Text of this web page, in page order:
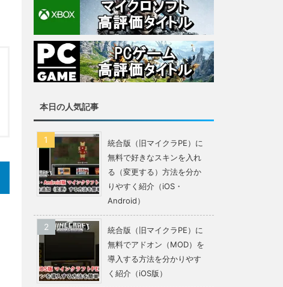
本日の人気記事
統合版（旧マイクラPE）に
無料で好きなスキンを入れ
る（変更する）方法を分か
りやすく紹介（iOS・
Android）
統合版（旧マイクラPE）に
無料でアドオン（MOD）を
導入する方法を分かりやす
く紹介（iOS版）